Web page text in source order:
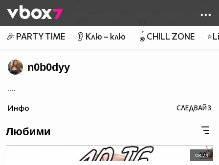
👾
🎉 PARTY TIME 👂 Клю – клю 🪀CHILL ZONE
n0b0dyy
....
Инфо СЛЕДВАЙ3
Любими
03:29